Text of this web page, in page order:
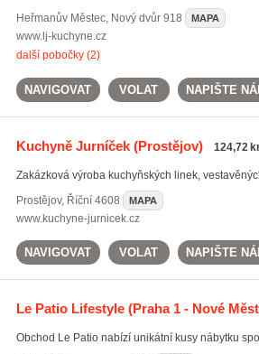
Heřmanův Městec, Nový dvůr 918 MAPA
www.lj-kuchyne.cz
další pobočky (2)
NAVIGOVAT VOLAT NAPIŠTE
Kuchyně Jurníček(Prostějov) 124,72
Zakázková výroba kuchyňských linek,
Prostějov, Říční 4608 MAPA
www.kuchyne-jurnicek.cz
NAVIGOVAT VOLAT NAPIŠTE
Le Patio Lifestyle(Praha 1 - Nové
Obchod Le Patio nabízí unikátní kusy nábytku